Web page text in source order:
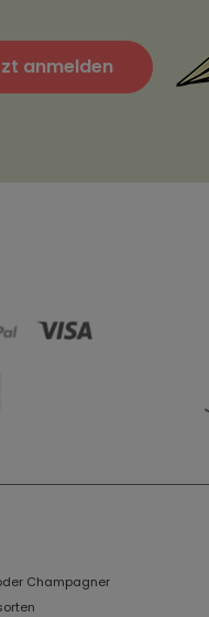
anmelden
Champagner